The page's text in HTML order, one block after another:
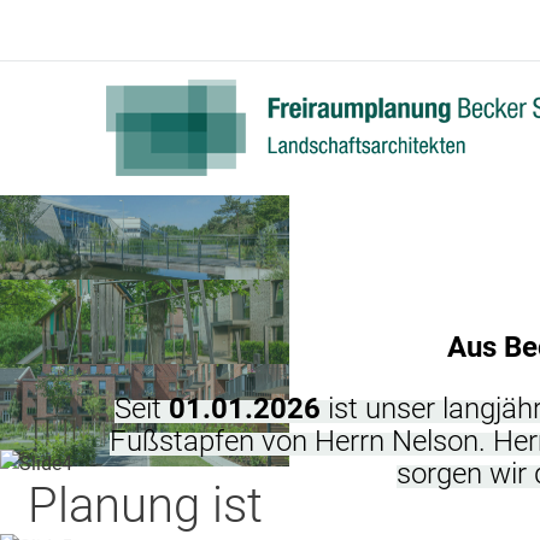
Planung ist
Aus
Seit01.01.2026 ist unser
Fußstapfen von Herrn Nelson.
sorgen wir